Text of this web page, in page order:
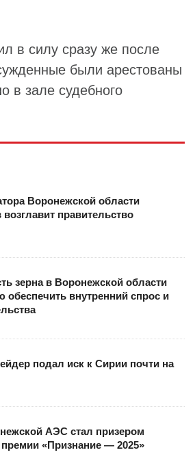
в силу сразу же после
были арестованы
в зале судебного
Воронежской области
правительство
зерна в Воронежской области
обеспечить внутренний спрос и
подал иск к Сирии почти на
АЭС стал призером
«Признание — 2025»